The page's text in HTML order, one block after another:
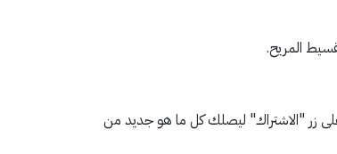
المريح.
زر "الاشتراك" ليصلك كل ما هو جديد من